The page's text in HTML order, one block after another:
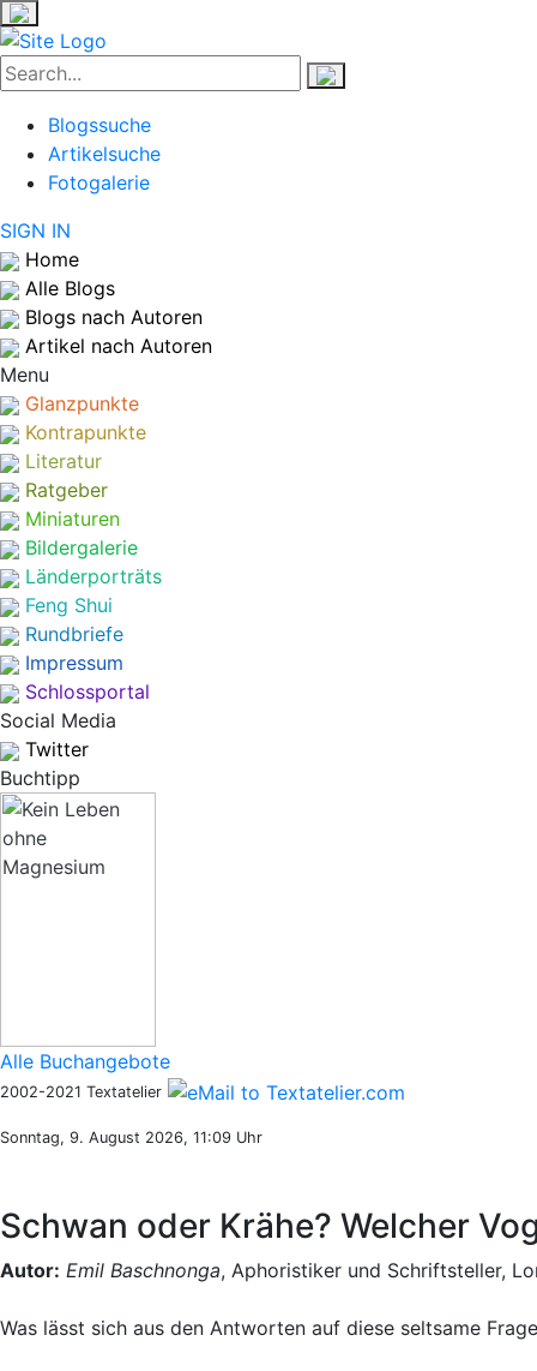
Blogssuche
Artikelsuche
Fotogalerie
SIGN IN
Home
Alle Blogs
Blogs nach Autoren
Artikel nach Autoren
Menu
Glanzpunkte
Kontrapunkte
Literatur
Ratgeber
Miniaturen
Bildergalerie
Länderporträts
Feng Shui
Rundbriefe
Impressum
Schlossportal
Social Media
Twitter
Buchtipp
Alle Buchangebote
2002-2021 Textatelier
Sonntag, 9. August 2026, 11:09 Uhr
Schwan oder Krähe? Welcher
Autor: Emil Baschnonga, Aphoristiker und Schriftsteller,
Was lässt sich aus den Antworten auf diese seltsame